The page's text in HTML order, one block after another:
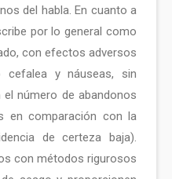
del habla. En cuanto a
por lo general como
con efectos adversos
y náuseas, sin
número de abandonos
en comparación con la
de certeza baja).
con métodos rigurosos